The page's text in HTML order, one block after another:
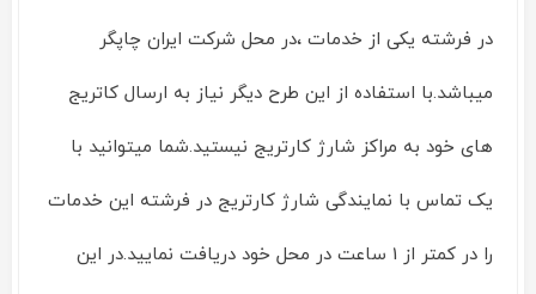
در فرشته یکی از خدمات ،در محل شرکت ایران چاپگر
میباشد.با استفاده از این طرح دیگر نیاز به ارسال کاتریج
های خود به مراکز شارژ کارتریج نیستید.شما میتوانید با
یک تماس با نمایندگی شارژ کارتریج در فرشته این خدمات
را در کمتر از 1 ساعت در محل خود دریافت نمایید.در این